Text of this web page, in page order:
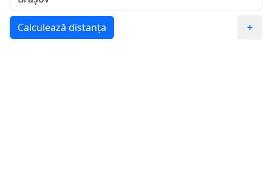
Calculează distanța +